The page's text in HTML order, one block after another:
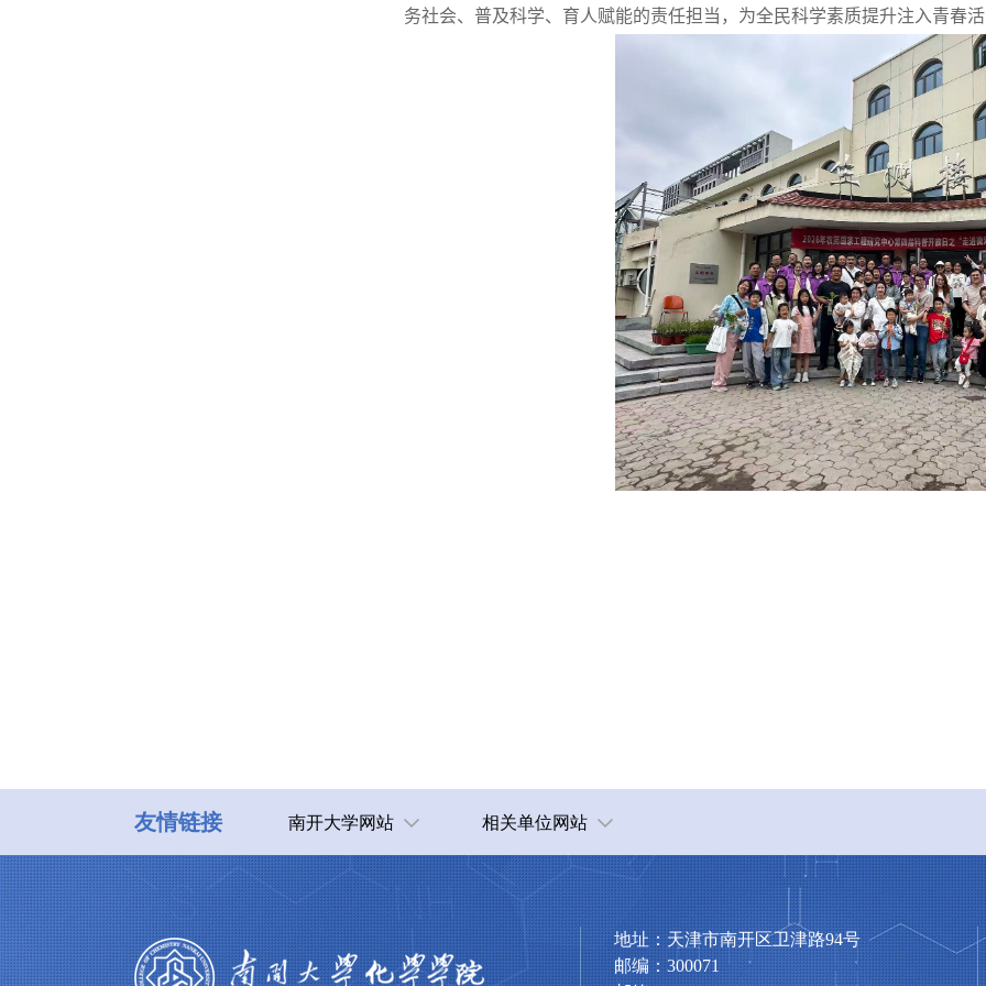
务社会、普及科学、育人赋能的责任担当，为全民科学素质提升注入青春
友情链接 南开大学网站 相关单位网站
地址：天津市南开区卫津路94号
邮编：300071